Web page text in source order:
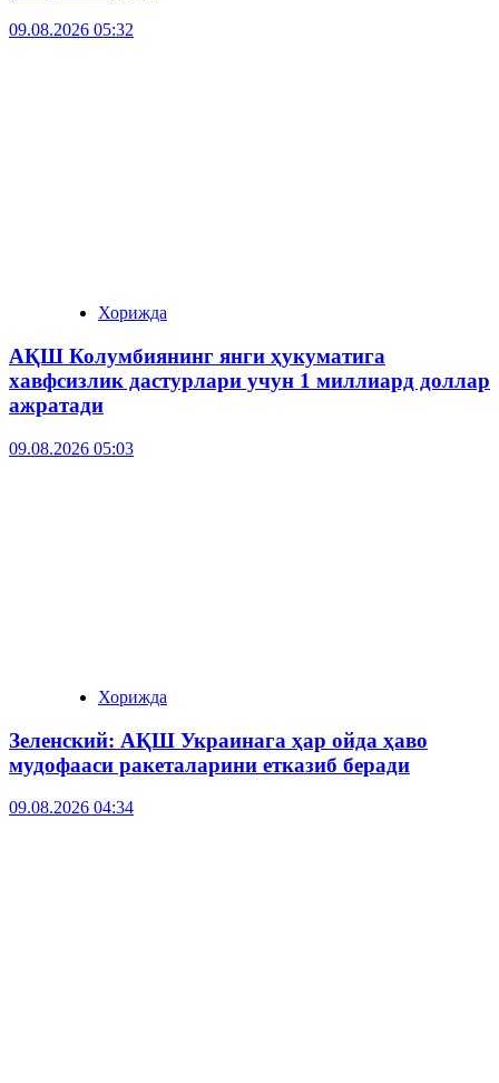
09.08.2026 05:32
Хорижда
АҚШ Колумбиянинг янги ҳукуматига
хавфсизлик дастурлари учун 1 миллиард доллар
ажратади
09.08.2026 05:03
Хорижда
Зеленский: АҚШ Украинага ҳар ойда ҳаво
мудофааси ракеталарини етказиб беради
09.08.2026 04:34